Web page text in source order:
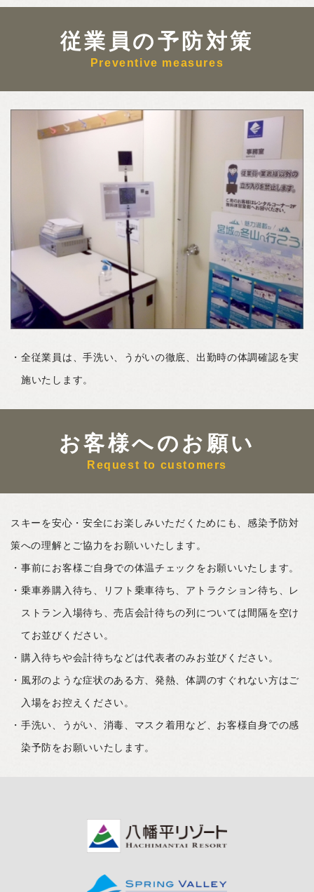
従業員の予防対策
Preventive measures
全従業員は、手洗い、うがいの徹底、出勤時の体調確認を実
施いたします。
お客様へのお願い
Request to customers
スキーを安心・安全にお楽しみいただくためにも、感染予防対
策への理解とご協力をお願いいたします。
事前にお客様ご自身での体温チェックをお願いいたします。
乗車券購入待ち、リフト乗車待ち、アトラクション待ち、レ
ストラン入場待ち、売店会計待ちの列については間隔を空け
てお並びください。
購入待ちや会計待ちなどは代表者のみお並びください。
風邪のような症状のある方、発熱、体調のすぐれない方はご
入場をお控えください。
手洗い、うがい、消毒、マスク着用など、お客様自身での感
染予防をお願いいたします。